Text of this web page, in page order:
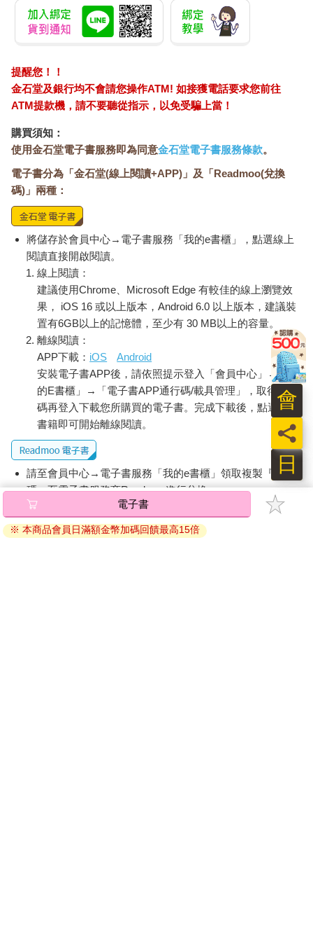
沒出現鬆垮的肉，也表示可能有心臟供血不足的隱憂。不過，少
海穴很特別，有些心臟病患者此處會痛到不能碰。
（更多內容與圖解請詳閱本書）
提醒您！！
金石堂及銀行均不會請您操作ATM! 如接獲電話要求您前往
ATM提款機，請不要聽從指示，以免受騙上當！
購買須知：
使用金石堂電子書服務即為同意金石堂電子書服務條款。
電子書分為「金石堂(線上閱讀+APP)」及「Readmoo(兌換
碼)」兩種：
將儲存於會員中心→電子書服務「我的e書櫃」，點選線上
閱讀直接開啟閱讀。
線上閱讀：
建議使用Chrome、Microsoft Edge 有較佳的線上瀏覽效
果， iOS 16 或以上版本，Android 6.0 以上版本，建議裝
置有6GB以上的記憶體，至少有 30 MB以上的容量。
離線閱讀：
APP下載： iOS
Android
安裝電子書APP後，請依照提示登入「會員中心」→「我
的E書櫃」→「電子書APP通行碼/載具管理」，取得通行
碼再登入下載您所購買的電子書。完成下載後，點選任一
書籍即可開始離線閱讀。
請至會員中心→電子書服務「我的e書櫃」領取複製『兌換
碼』至電子書服務商Readmoo進行兌換。
退換貨須知：
因版權保護，您在金石堂所購買的電子書僅能以金石堂專屬
日
員
會